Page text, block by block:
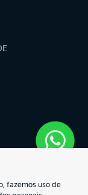
salva vidas.
fazemos uso de